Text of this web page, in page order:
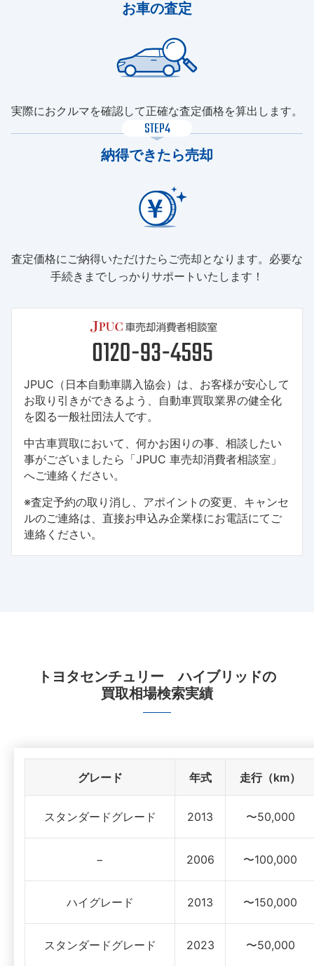
お車の査定
実際におクルマを確認して正確な査定価格を算出します。
STEP4
納得できたら売却
査定価格にご納得いただけたらご売却となります。必要な
手続きまでしっかりサポートいたします！
JPUC（日本自動車購入協会）は、お客様が安心して
お取り引きができるよう、自動車買取業界の健全化
を図る一般社団法人です。
中古車買取において、何かお困りの事、相談したい
事がございましたら「JPUC 車売却消費者相談室」
へご連絡ください。
※査定予約の取り消し、アポイントの変更、キャンセ
ルのご連絡は、直接お申込み企業様にお電話にてご
連絡ください。
トヨタセンチュリー ハイブリッドの
買取相場検索実績
グレード 年式 走行（km）
スタンダードグレード 2013 〜50,000
− 2006 〜100,000
ハイグレード 2013 〜150,000
スタンダードグレード 2023 〜50,000